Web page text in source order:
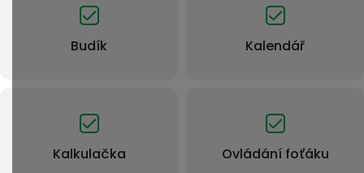
Budík Kalendář
Kalkulačka Ovládání foťáku